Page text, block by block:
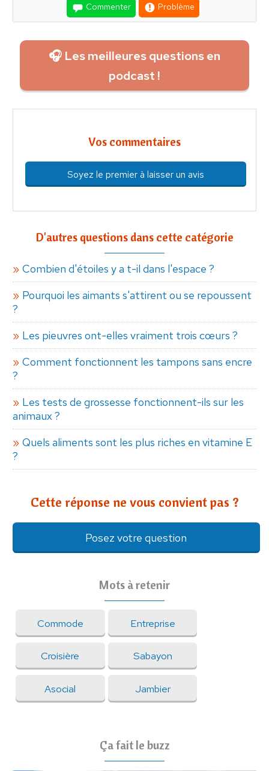
Commenter Problème
🎧 Les meilleures questions en
podcast !
Vos commentaires
Soyez le premier à laisser un avis
D'autres questions dans cette catégorie
Combien d'étoiles y a t-il dans l'espace ?
Pourquoi les aimants s'attirent ou se repoussent
?
Les pieuvres ont-elles vraiment trois cœurs ?
Comment fonctionnent les tampons sans encre
?
Les tests de grossesse fonctionnent-ils sur les
animaux ?
Quels aliments sont les plus riches en vitamine E
?
Cette réponse ne vous convient pas ?
Posez votre question
Mots à retenir
Commode Entreprise
Croisière Sabayon
Asocial Jambier
Ça fait le buzz